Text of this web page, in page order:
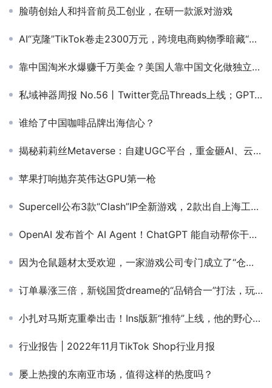
脸萌创始人和抖音前员工创业，在研一款派对游戏
AI“克隆”TikTok卷走2300万元，跨境电商购物季暗藏“杀猪盘”
靠中国淘米水爆赚千万美金？美国人靠中国文化做独立站，复购率超50%
私域神器周报 No.56丨Twitter竞品Threads上线；GPT-4 API全面开放；科技品牌Nothing再融资9600万
谁给了中国咖啡品牌出海信心？
揭秘莉莉丝Metaverse：自建UGC平台，重金砸AI、云游戏
苹果打响抛弃英伟达GPU第一枪
Supercell公布3款“Clash”IP全新游戏，2款出自上海工作室
OpenAI 发布首个 AI Agent！ChatGPT 能自动帮你干活了
因为仓鼠题材太受欢迎，一家游戏公司专门成立了“仓鼠部”
订单暴涨三倍，新锐国货dreame的“品销合一”打法，玩出跨境新高度
小扎对马斯克重拳出击！Ins版新“推特”上线，他的野心藏不住了
行业报告 | 2022年11月TikTok Shop行业月报
屡上热搜的东南亚市场，值得这样的热度吗？